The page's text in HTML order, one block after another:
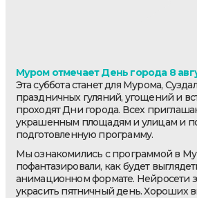
Муром отмечает День города 8
Эта суббота станет для Мурома,
праздничных гуляний, угощений и
проходят Дни города. Всех
украшенным площадям и улицам и
подготовленную программу.
Мы ознакомились с программой в
пофантазировали, как будет
анимационном формате. Нейросети
украсить пятничный день. Хороших